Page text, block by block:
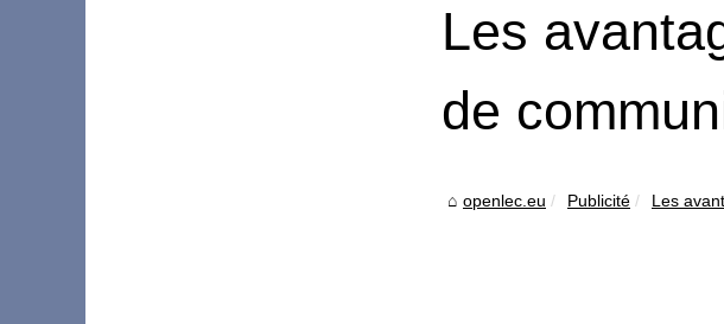
Les
de
openlec.eu Publicité Les